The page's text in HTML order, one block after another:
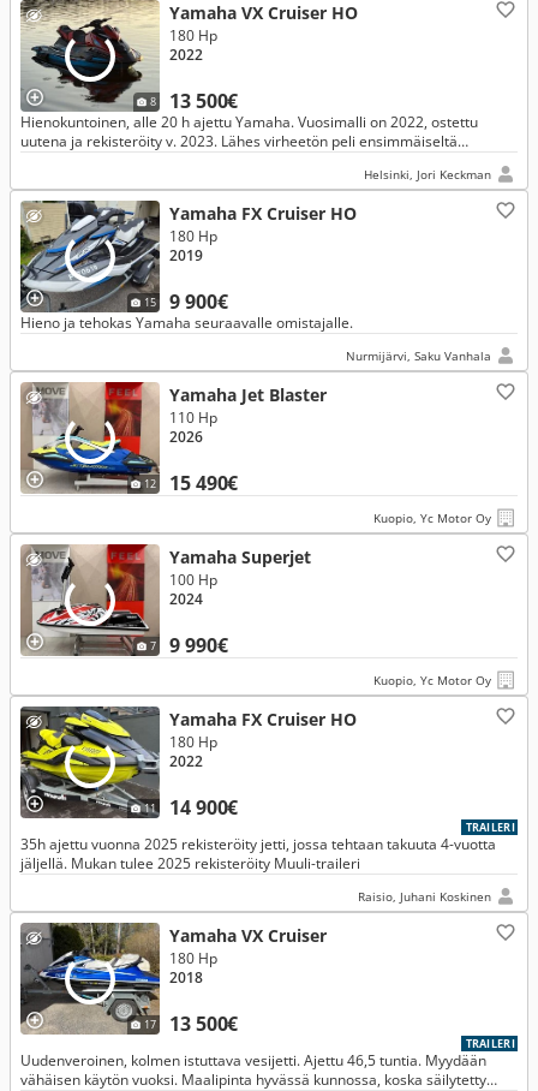
8
Yamaha VX Cruiser HO
13 500€
180 Hp
2022
Hienokuntoinen, alle 20 h ajettu Yamaha. Vuosimalli on 2022, ostettu
uutena ja rekisteröity v. 2023. Lähes virheetön peli ensimmäiseltä
Helsinki, Jori Keckman
15
Yamaha FX Cruiser HO
9 900€
180 Hp
2019
Hieno ja tehokas Yamaha seuraavalle omistajalle.
Nurmijärvi, Saku Vanhala
12
Yamaha Jet Blaster
15 490€
110 Hp
2026
Kuopio, Yc Motor Oy
7
Yamaha Superjet
9 990€
100 Hp
2024
Kuopio, Yc Motor Oy
11
Yamaha FX Cruiser HO
14 900€
180 Hp
2022
TRAILERI
35h ajettu vuonna 2025 rekisteröity jetti, jossa tehtaan takuuta 4-vuotta
jäljellä. Mukan tulee 2025 rekisteröity Muuli-traileri
Raisio, Juhani Koskinen
17
Yamaha VX Cruiser
13 500€
180 Hp
2018
TRAILERI
Uudenveroinen, kolmen istuttava vesijetti. Ajettu 46,5 tuntia. Myydään
vähäisen käytön vuoksi. Maalipinta hyvässä kunnossa, koska säilytetty